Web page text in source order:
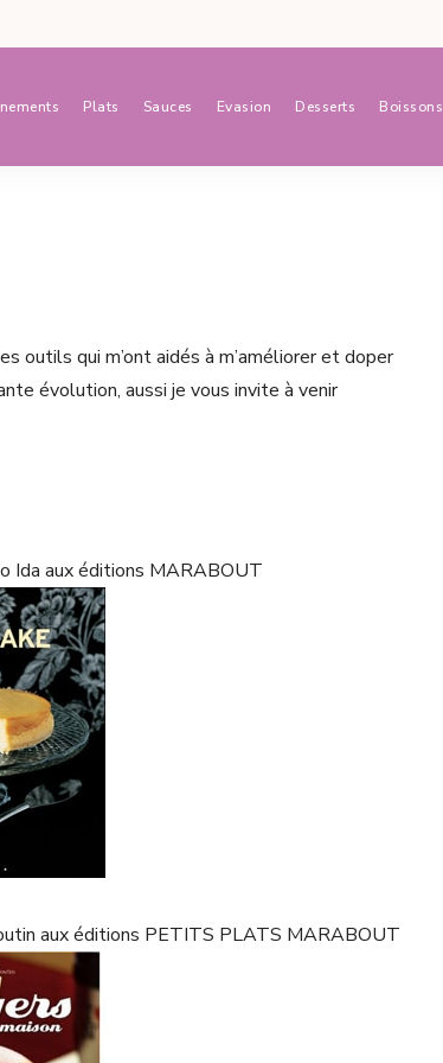
Plats Sauces Evasion Desserts Boissons
outils qui m’ont aidés à m’améliorer et doper
évolution, aussi je vous invite à venir
Ida aux éditions MARABOUT
aux éditions PETITS PLATS MARABOUT